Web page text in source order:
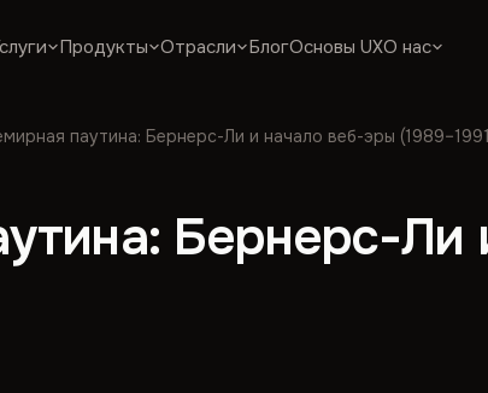
Продукты Отрасли БлогОсновы UXО нас
паутина: Бернерс-Ли и начало веб-эры
Бернерс-Ли